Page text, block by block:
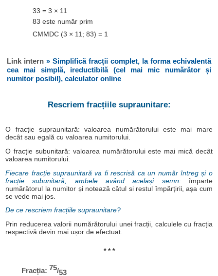
33 = 3 × 11
83 este număr prim
CMMDC (3 × 11; 83) = 1
Link intern » Simplifică fracții complet, la forma echivalentă
cea mai simplă, ireductibilă (cel mai mic numărător și
numitor posibil), calculator online
Rescriem fracțiile supraunitare:
O fracție supraunitară: valoarea numărătorului este mai mare
decât sau egală cu valoarea numitorului.
O fracție subunitară: valoarea numărătorului este mai mică decât
valoarea numitorului.
Fiecare fracție supraunitară va fi rescrisă ca un număr întreg și o
fracție subunitară, ambele având același semn: împarte
numărătorul la numitor și notează câtul si restul împărțirii, așa cum
se vede mai jos.
De ce rescriem fracțiile supraunitare?
Prin reducerea valorii numărătorului unei fracții, calculele cu fracția
respectivă devin mai ușor de efectuat.
* * *
Fracția: 75/53